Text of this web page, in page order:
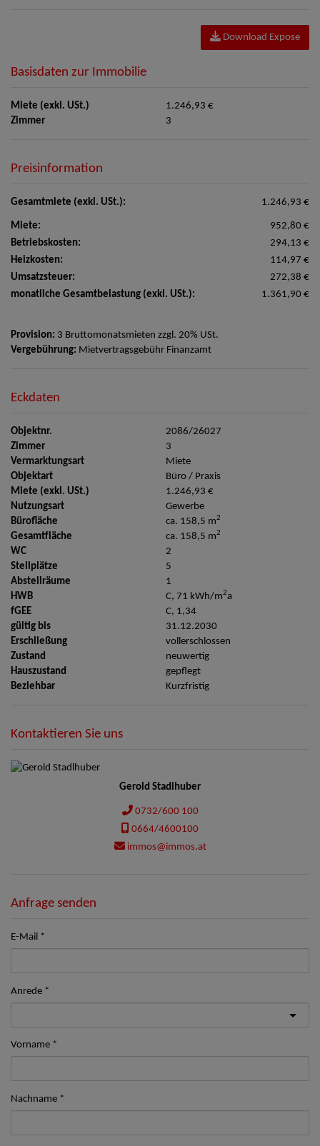
Download Expose
Basisdaten zur Immobilie
Miete (exkl. USt.)
1.246,93 €
Zimmer
3
Preisinformation
Gesamtmiete (exkl. USt.): 1.246,93 €
Miete:
952,80 €
Betriebskosten:
294,13 €
Heizkosten:
114,97 €
Umsatzsteuer:
272,38 €
monatliche Gesamtbelastung (exkl. USt.):
1.361,90 €
Provision: 3 Bruttomonatsmieten zzgl. 20% USt.
Vergebührung: Mietvertragsgebühr Finanzamt
Eckdaten
Objektnr.
2086/26027
Zimmer
3
Vermarktungsart
Miete
Objektart
Büro / Praxis
Miete (exkl. USt.)
1.246,93 €
Nutzungsart
Gewerbe
Bürofläche
ca. 158,5 m2
Gesamtfläche ca. 158,5 m2
WC
2
Stellplätze
5
Abstellräume
1
HWB
C, 71 kWh/m2a
fGEE
C, 1,34
gültig bis
31.12.2030
Erschließung
vollerschlossen
Zustand
neuwertig
Hauszustand
gepflegt
Beziehbar
Kurzfristig
Kontaktieren Sie uns
Gerold Stadlhuber
0732/600 100
0664/4600100
immos@immos.at
Anfrage senden
E-Mail
Anrede
Vorname
Nachname